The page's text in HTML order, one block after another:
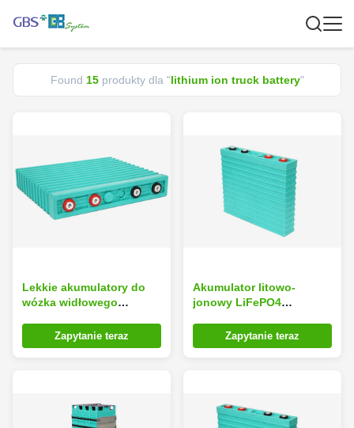
Found 15produkty dla "lithium ion truck battery"
Lekkie akumulatory do
wózka widłowego
litowo-jonowy
Zapytanie teraz
Akumulator litowo-
jonowy LiFePO4
400 Ah Wysoce wydajne
ładowanie
Zapytanie teraz